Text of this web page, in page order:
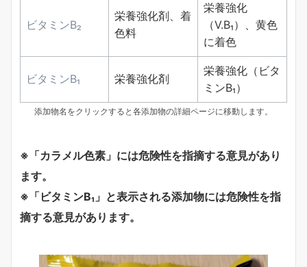
ビタミンB₂
栄養強化剤、着
色料
栄養強化
（V.B₁）、黄色
に着色
ビタミンB₁ 栄養強化剤
栄養強化（ビタ
ミンB₁）
添加物名をクリックすると各添加物の詳細ページに移動します。
※「カラメル色素」には危険性を指摘する意見があり
ます。
※「ビタミンB₁」と表示される添加物には危険性を指
摘する意見があります。